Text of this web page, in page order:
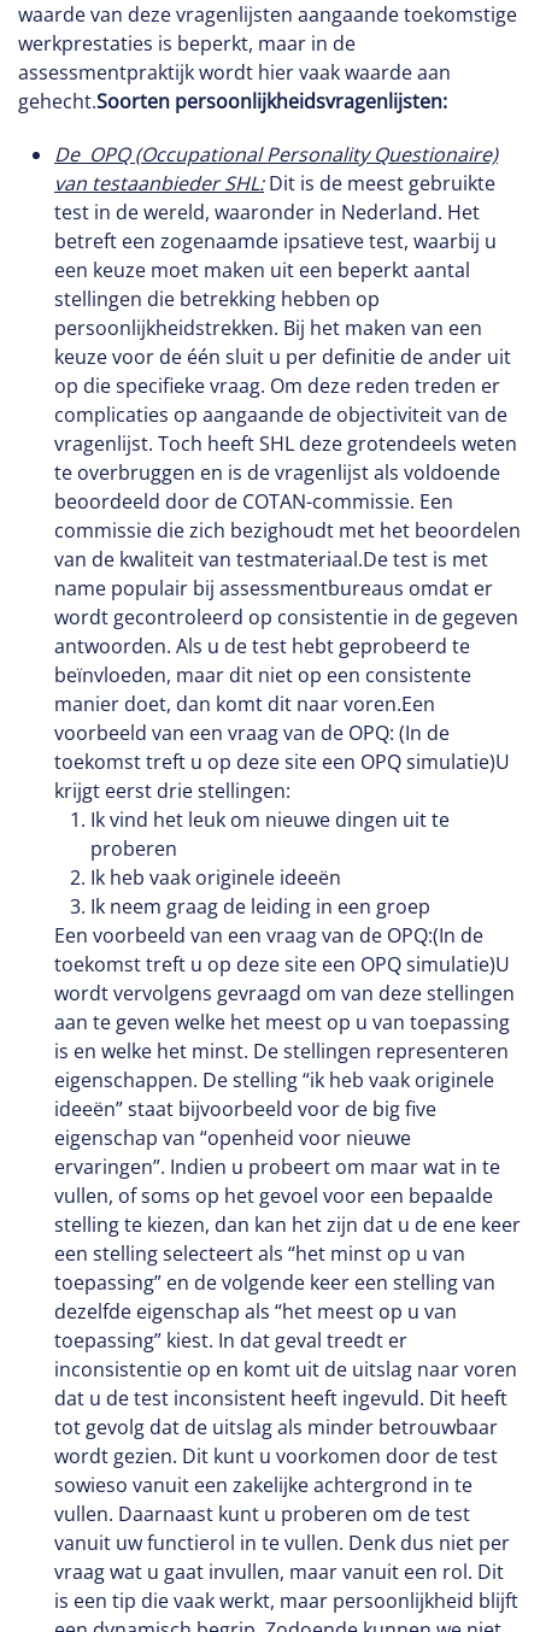
waarde van deze vragenlijsten aangaande toekomstige
werkprestaties is beperkt, maar in de
assessmentpraktijk wordt hier vaak waarde aan
gehecht.Soorten persoonlijkheidsvragenlijsten:
De OPQ (Occupational Personality Questionaire)
van testaanbieder SHL:Dit is de meest gebruikte
test in de wereld, waaronder in Nederland. Het
betreft een zogenaamde ipsatieve test, waarbij u
een keuze moet maken uit een beperkt aantal
stellingen die betrekking hebben op
persoonlijkheidstrekken. Bij het maken van een
keuze voor de één sluit u per definitie de ander uit
op die specifieke vraag. Om deze reden treden er
complicaties op aangaande de objectiviteit van de
vragenlijst. Toch heeft SHL deze grotendeels weten
te overbruggen en is de vragenlijst als voldoende
beoordeeld door de COTAN-commissie. Een
commissie die zich bezighoudt met het beoordelen
van de kwaliteit van testmateriaal.De test is met
name populair bij assessmentbureaus omdat er
wordt gecontroleerd op consistentie in de gegeven
antwoorden. Als u de test hebt geprobeerd te
beïnvloeden, maar dit niet op een consistente
manier doet, dan komt dit naar voren.Een
voorbeeld van een vraag van de OPQ: (In de
toekomst treft u op deze site een OPQ simulatie)U
krijgt eerst drie stellingen:
Ik vind het leuk om nieuwe dingen uit te
proberen
Ik heb vaak originele ideeën
Ik neem graag de leiding in een groep
Een voorbeeld van een vraag van de OPQ:(In de
toekomst treft u op deze site een OPQ simulatie)U
wordt vervolgens gevraagd om van deze stellingen
aan te geven welke het meest op u van toepassing
is en welke het minst. De stellingen representeren
eigenschappen. De stelling “ik heb vaak originele
ideeën” staat bijvoorbeeld voor de big five
eigenschap van “openheid voor nieuwe
ervaringen”. Indien u probeert om maar wat in te
vullen, of soms op het gevoel voor een bepaalde
stelling te kiezen, dan kan het zijn dat u de ene keer
een stelling selecteert als “het minst op u van
toepassing” en de volgende keer een stelling van
dezelfde eigenschap als “het meest op u van
toepassing” kiest. In dat geval treedt er
inconsistentie op en komt uit de uitslag naar voren
dat u de test inconsistent heeft ingevuld. Dit heeft
tot gevolg dat de uitslag als minder betrouwbaar
wordt gezien. Dit kunt u voorkomen door de test
sowieso vanuit een zakelijke achtergrond in te
vullen. Daarnaast kunt u proberen om de test
vanuit uw functierol in te vullen. Denk dus niet per
vraag wat u gaat invullen, maar vanuit een rol. Dit
is een tip die vaak werkt, maar persoonlijkheid blijft